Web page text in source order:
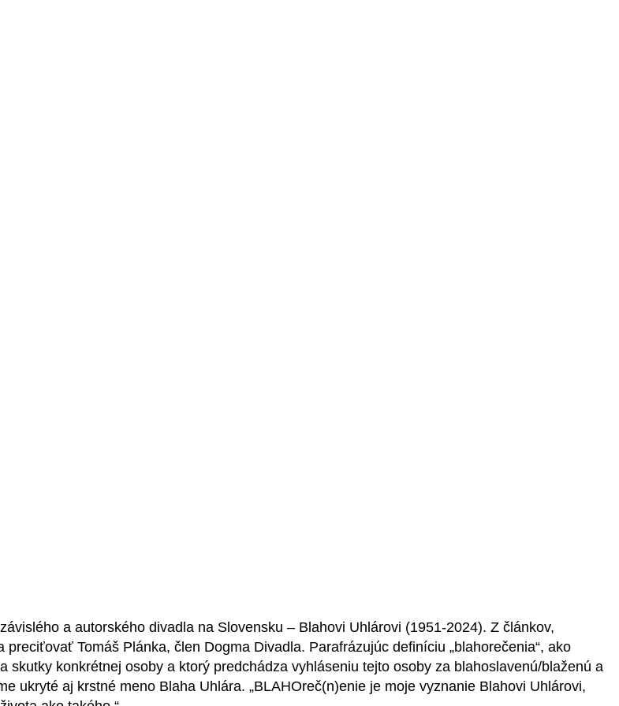
a autorského divadla na Slovensku – Blahovi Uhlárovi (1951-2024). Z článkov,
Tomáš Plánka, člen Dogma Divadla. Parafrázujúc definíciu „blahorečenia“, ako
konkrétnej osoby a ktorý predchádza vyhláseniu tejto osoby za blahoslavenú/blaženú a
ukryté aj krstné meno Blaha Uhlára. „BLAHOreč(n)enie je moje vyznanie Blahovi Uhlárovi,